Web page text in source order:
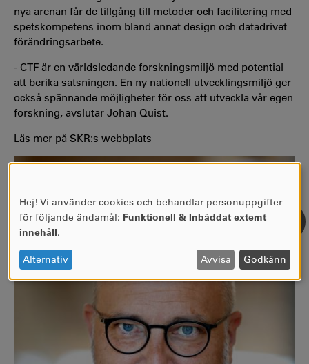
nya arenan får de tillgång till metoder och facilitering med
spetskompetens inom bland annat design och datadrivet
förändringsarbete.
- CTF är en världsledande forskningsmiljö med potential
att berika satsningen. En ny nationell utvecklingsmiljö ger
också spännande möjligheter för oss att utveckla vår egen
forskning, avslutar Johan Quist.
Läs mer på SKR:s webbplats
ANVÄNDNING
AV
OCH
COOKIES
Hej! Vi använder cookies och behandlar personuppgifter
för följande ändamål: Funktionell & Inbäddat externt
innehåll.
Alternativ Avvisa Godkänn